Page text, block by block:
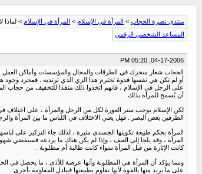
منتدى نصرة الحجاب > المرأة في الإسلام > المرأة في الإسلام > لماذا
المساعد الشخصي الرقمي
04-17-2006, 05:20 PM
الحجاب شعار متحرك في الطرقات والمحال والمؤسسات وأماكن العمل
أو لم تكن هي نفسها قدوة تحترم هذا الزي الذي ترتديه . فمجرد وجود
على الرجل في الإسلام ، فانهم اتخذوا ذلك منفذا للتخفيف من حجاب
أن يُسمح للمرأة بذلك .
لكن الإسلام يوجب ستر العورة لكل من الرجل والمرأة ، على اختلاف
الطرفين بغض البصر . فهل يعني الاختلاف في اللباس ما بين المرأة
المرأة بحكم طبيعة تكوينها الجسدي مثيرة ، لذلك جاء التركيز على
المرأة ، وقد يلجا إلى العنف ، وإذا لم يكن هناك ما يردعه فسيقضي
كانت الإثارة من قبل المرأة سواء كانت طالبة أم مطلوبة .
ومما يؤكد أن المرأة هي المطلوبة وأنها عرضة للأذى ، ما يحصل في
على ما يريد منها بالقوة لأنها تقاوم بطبيعتها فيبادل المقاومة بأخرى .